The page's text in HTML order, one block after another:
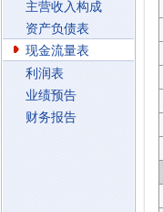
主营收入构成
资产负债表
现金流量表
利润表
业绩预告
财务报告